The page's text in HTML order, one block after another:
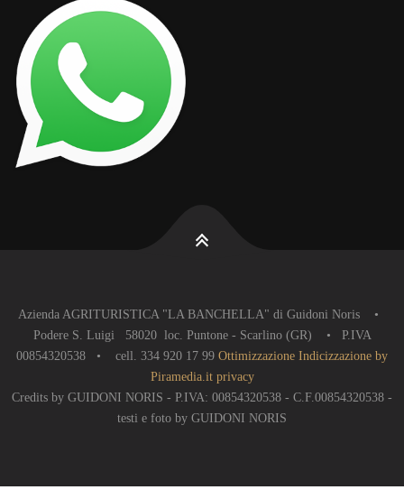
Azienda AGRITURISTICA "LA BANCHELLA" di Guidoni Noris •
Podere S. Luigi 58020 loc. Puntone - Scarlino (GR) • P.IVA
00854320538 • cell. 334 920 17 99 Ottimizzazione Indicizzazione by
Piramedia.it privacy
Credits by GUIDONI NORIS - P.IVA: 00854320538 - C.F.00854320538 -
testi e foto by GUIDONI NORIS